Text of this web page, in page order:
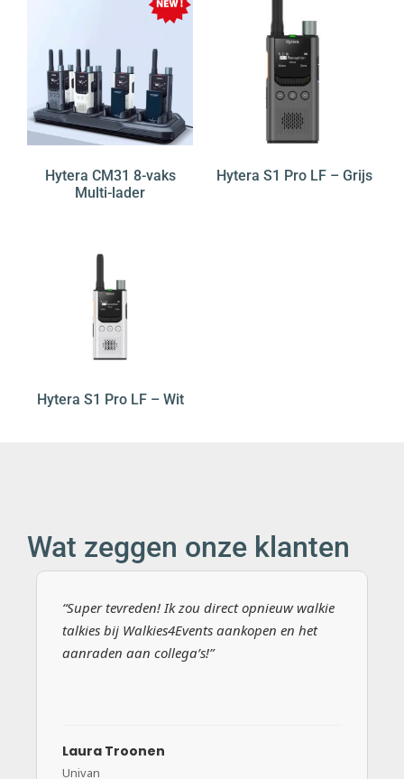
Hytera CM31 8-vaks
Multi-lader
Hytera S1 Pro LF – Grijs
Hytera S1 Pro LF – Wit
Wat zeggen onze klanten
“Super tevreden! Ik zou direct opnieuw walkie
talkies bij Walkies4Events aankopen en het
aanraden aan collega’s!”
Laura Troonen
Univan